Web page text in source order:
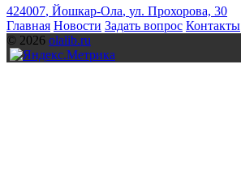
424007, Йошкар-Ола, ул. Прохорова, 30
Главная Новости Задать вопрос Контакты
© 2026 olalib.ru